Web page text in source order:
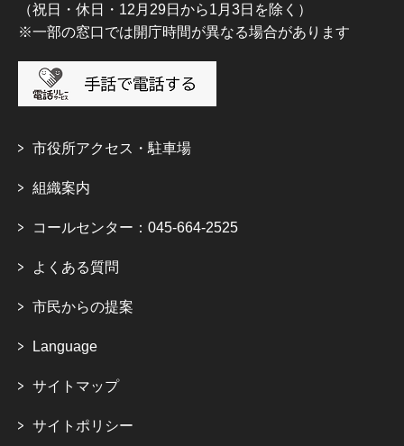
（祝日・休日・12月29日から1月3日を除く）
※一部の窓口では開庁時間が異なる場合があります
市役所アクセス・駐車場
組織案内
コールセンター：045-664-2525
よくある質問
市民からの提案
Language
サイトマップ
サイトポリシー